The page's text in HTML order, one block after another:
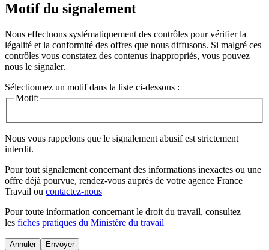
Motif du signalement
Nous effectuons systématiquement des contrôles pour vérifier la
légalité et la conformité des offres que nous diffusons. Si malgré ces
contrôles vous constatez des contenus inappropriés, vous pouvez
nous le signaler.
Sélectionnez un motif dans la liste ci-dessous :
Motif:
Nous vous rappelons que le signalement abusif est strictement
interdit.
Pour tout signalement concernant des informations inexactes ou une
offre déjà pourvue, rendez-vous auprès de votre agence France
Travail ou contactez-nous
Pour toute information concernant le droit du travail, consultez
les fiches pratiques du Ministère du travail
Annuler